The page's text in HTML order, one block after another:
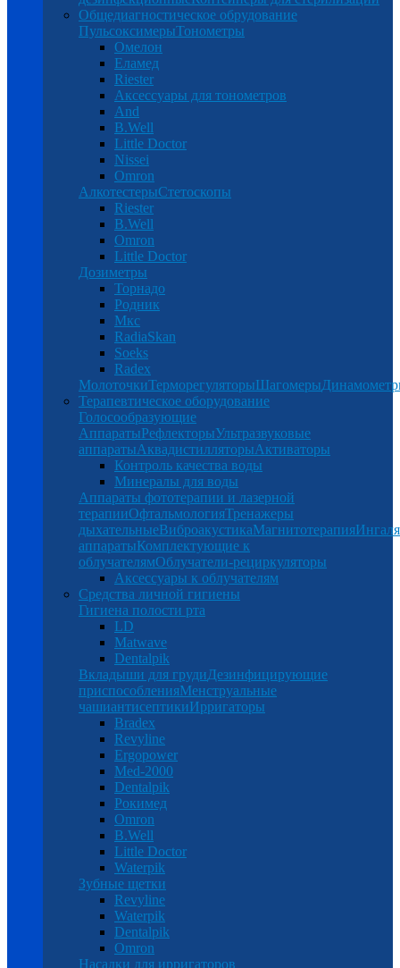
Общедиагностическое обрудование
ПульсоксимерыТонометры
Омелон
Еламед
Riester
Аксессуары для тонометров
And
B.Well
Little Doctor
Nissei
Omron
АлкотестерыСтетоскопы
Riester
B.Well
Omron
Little Doctor
Дозиметры
Торнадо
Родник
Мкс
RadiaSkan
Soeks
Radex
МолоточкиТерморегуляторыШагомеры
Терапевтическое оборудование
Голосообразующие
АппаратыРефлекторыУльтразвуковые
аппаратыАквадистилляторыАктиваторы
Контроль качества воды
Минералы для воды
Аппараты фототерапии и лазерной
терапииОфтальмологияТренажеры
дыхательныеВиброакустикаМагнитотерапия
аппаратыКомплектующие к
облучателямОблучатели-рециркуляторы
Аксессуары к облучателям
Средства личной гигиены
Гигиена полости рта
LD
Matwave
Dentalpik
Вкладыши для грудиДезинфицирующие
приспособленияМенструальные
чашиантисептикиИрригаторы
Bradex
Revyline
Ergopower
Med-2000
Dentalpik
Рокимед
Omron
B.Well
Little Doctor
Waterpik
Зубные щетки
Revyline
Waterpik
Dentalpik
Omron
Насадки для ирригаторов